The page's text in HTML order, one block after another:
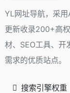
YL网址导航，采
更新收录200+高
材、SEO工具、开
需求的优质站点。
搜索引擎权重